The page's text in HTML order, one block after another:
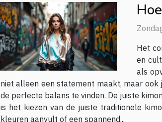
Het
en
als
niet alleen een statement maakt, maar
de perfecte balans te vinden. De juiste
is het kiezen van de juiste traditionele
kleuren aanvult of een spannend...